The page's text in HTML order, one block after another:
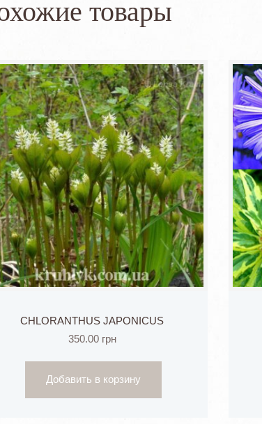
товары
CHLORANTHUS JAPONICUS
350.00 грн
Добавить в корзину